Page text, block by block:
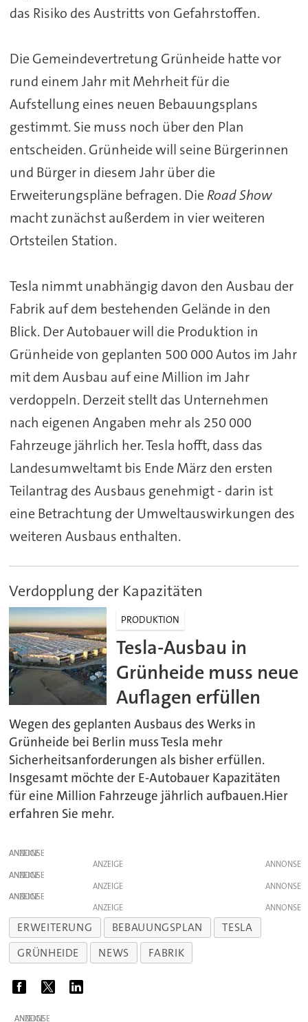
das Risiko des Austritts von Gefahrstoffen.
Die Gemeindevertretung Grünheide hatte vor
rund einem Jahr mit Mehrheit für die
Aufstellung eines neuen Bebauungsplans
gestimmt. Sie muss noch über den Plan
entscheiden. Grünheide will seine Bürgerinnen
und Bürger in diesem Jahr über die
Erweiterungspläne befragen. Die Road Show
macht zunächst außerdem in vier weiteren
Ortsteilen Station.
Tesla nimmt unabhängig davon den Ausbau der
Fabrik auf dem bestehenden Gelände in den
Blick. Der Autobauer will die Produktion in
Grünheide von geplanten 500 000 Autos im Jahr
mit dem Ausbau auf eine Million im Jahr
verdoppeln. Derzeit stellt das Unternehmen
nach eigenen Angaben mehr als 250 000
Fahrzeuge jährlich her. Tesla hofft, dass das
Landesumweltamt bis Ende März den ersten
Teilantrag des Ausbaus genehmigt - darin ist
eine Betrachtung der Umweltauswirkungen des
weiteren Ausbaus enthalten.
Verdopplung der Kapazitäten
PRODUKTION
Tesla-Ausbau in
Grünheide muss neue
Auflagen erfüllen
Wegen des geplanten Ausbaus des Werks in
Grünheide bei Berlin muss Tesla mehr
Sicherheitsanforderungen als bisher erfüllen.
Insgesamt möchte der E-Autobauer Kapazitäten
für eine Million Fahrzeuge jährlich aufbauen.Hier
erfahren Sie mehr.
ANZEIGE
ANZEIGE
ANZEIGE
ANZEIGE
ANZEIGE
ANZEIGE
ERWEITERUNG BEBAUUNGSPLAN
TESLA
GRÜNHEIDE
NEWS FABRIK
ANZEIGE